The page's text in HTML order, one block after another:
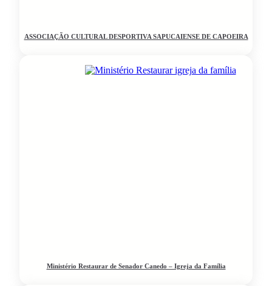
ASSOCIAÇÃO CULTURAL DESPORTIVA SAPUCAIENSE DE CAPOEIRA
Ministério Restaurar de Senador Canedo – Igreja da Família